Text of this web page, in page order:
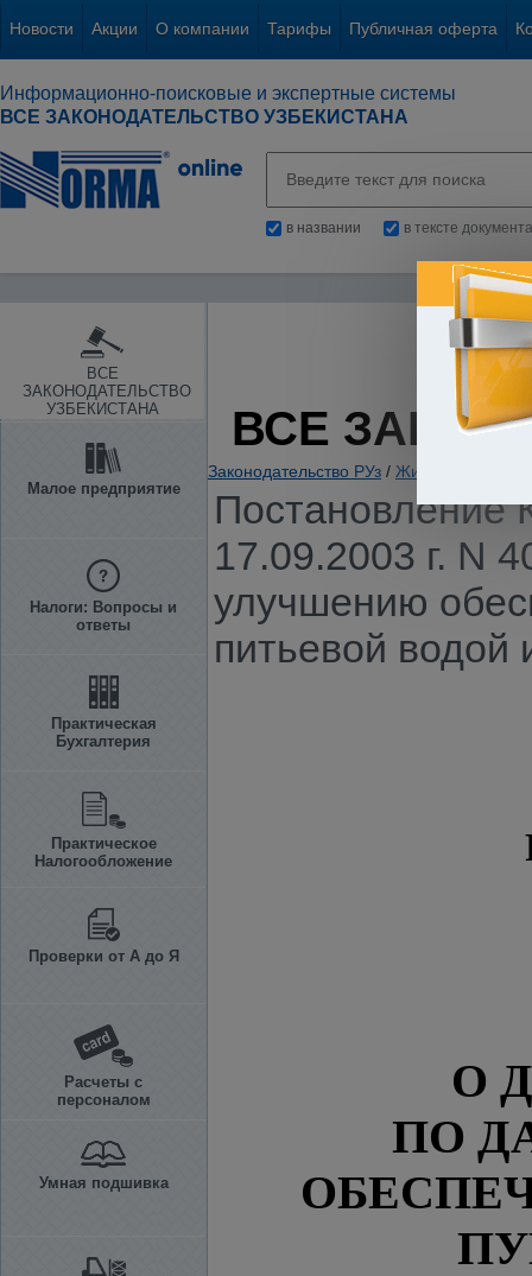
Новости Акции О компании Тарифы Публичная оферта
Информационно-поисковые и экспертные системы
ВСЕ ЗАКОНОДАТЕЛЬСТВО УЗБЕКИСТАНА
в названии в тексте документа
ВСЕ
ЗАКОНОДАТЕЛЬСТВО
УЗБЕКИСТАНА
Малое предприятие
Налоги: Вопросы и
ответы
Практическая
Бухгалтерия
Практическое
Налогообложение
Проверки от А до Я
Расчеты с
персоналом
Умная подшивка
ВСЕ
Законодательство РУз / Жилые и
Постановление
17.09.2003 г. N
улучшению
питьевой водой
О
ПО